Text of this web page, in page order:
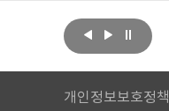
충청북도청
개인정보보호정책